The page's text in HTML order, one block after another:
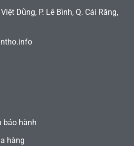
Dũng, P. Lê Bình, Q. Cái Răng,
bảo hành
hàng